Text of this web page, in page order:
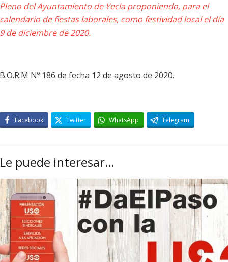
Pleno del Ayuntamiento de Yecla proponiendo, para el
calendario de fiestas laborales, como festividad local el día
9 de diciembre de 2020.
B.O.R.M Nº 186 de fecha 12 de agosto de 2020.
Facebook Twitter WhatsApp Telegram
Le puede interesar…